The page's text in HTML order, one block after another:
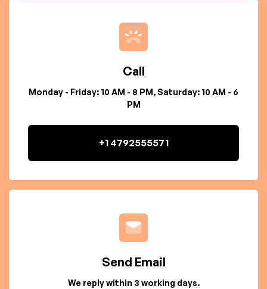
Call
Monday - Friday: 10 AM - 8 PM, Saturday: 10 AM - 6
PM
+1 4792555571
Send Email
We reply within 3 working days.